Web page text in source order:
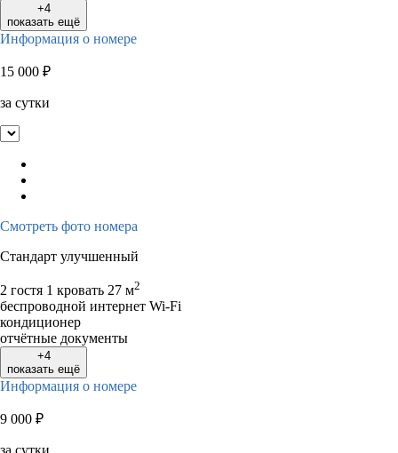
+4
показать ещё
Информация о номере
15 000 ₽
за сутки
Смотреть фото номера
Стандарт улучшенный
2 гостя 1 кровать 27 м2
беспроводной интернет Wi-Fi
кондиционер
отчётные документы
+4
показать ещё
Информация о номере
9 000 ₽
за сутки